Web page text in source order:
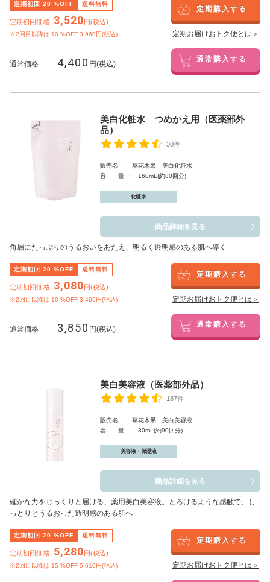
定期初回 20 %OFF 送料無料
定期初回価格: 3,520円(税込)
※2回目以降は 10 %OFF 3,960円(税込)
定期購入する
定期お届けおトク便とは＞
通常価格 4,400 円(税込) 通常購入する
美白化粧水 つめかえ用（医薬部外
品）
30件
販売名 : 草花木果 美白化粧水
容 量 : 160mL(約80回分)
化粧水
商品詳細を見る
角層にたっぷりのうるおいをあたえ、明るく透明感のある肌へ導く
定期初回 20 %OFF 送料無料
定期初回価格: 3,080円(税込)
※2回目以降は 10 %OFF 3,465円(税込)
定期購入する
定期お届けおトク便とは＞
通常価格 3,850 円(税込) 通常購入する
美白美容液（医薬部外品）
187件
販売名 : 草花木果 美白美容液
容 量 : 30mL(約90回分)
美容液・保湿液
商品詳細を見る
確かな力をじっくりと届ける、薬用美白美容液。とろけるような感触で、し
っとりとうるおった透明感のある肌へ
定期初回 20 %OFF 送料無料
定期初回価格: 5,280円(税込)
※2回目以降は 15 %OFF 5,610円(税込)
定期購入する
定期お届けおトク便とは＞